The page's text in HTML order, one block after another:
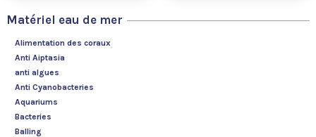
Matériel eau de mer
Alimentation des coraux
Anti Aiptasia
anti algues
Anti Cyanobacteries
Aquariums
Bacteries
Balling